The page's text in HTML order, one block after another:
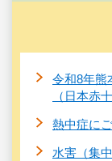
令和8年熊
（日本赤
熱中症に
水害（集